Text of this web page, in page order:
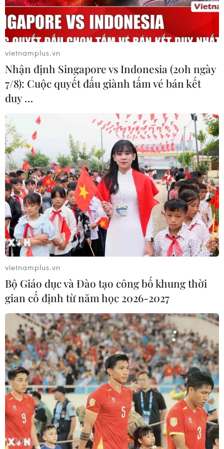
Sri Lanka đảm bảo an ninh trước khi
mở cửa trở lại các trường học
Sri Lanka trục xuất 200 giáo sỹ Hồi
giáo sau loạt vụ tấn công
05/05/2019 11:58
'Một số kẻ đánh bom ở Sri Lanka
từng được huấn luyện ở Ấn Độ'
04/05/2019 23:00
Xem thêm
CƠ QUAN CHỦ QUẢN: THÔNG TẤN XÃ VIỆT NAM
Tổng Biên tập: TRẦN TIẾN DUẨN
Phó Tổng Biên tập: NGUYỄN THỊ TÁM, KHÚC THANH
THỦY
Sở hữu trí tuệ
Quy định sử dụng
RSS
Hỗ trợ
Ngôn ngữ
TTXVN
vietnamplus.vn
Nhận định Singapore vs Indonesia (20h ngày
7/8): Cuộc quyết đấu giành tấm vé bán kết
duy …
vietnamplus.vn
Bộ Giáo dục và Đào tạo công bố khung thời
gian cố định từ năm học 2026-2027